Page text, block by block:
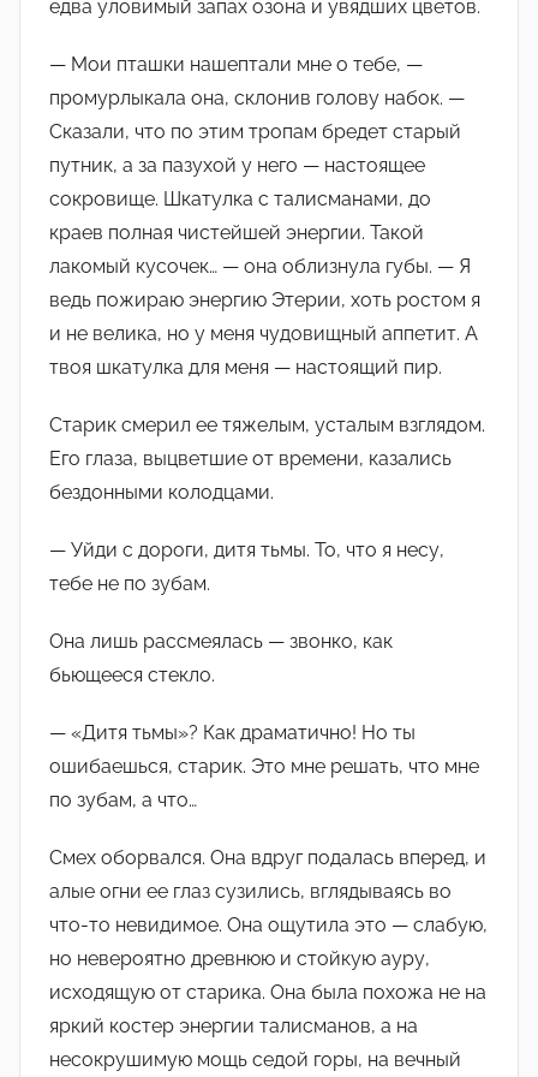
едва уловимый запах озона и увядших цветов.
— Мои пташки нашептали мне о тебе, —
промурлыкала она, склонив голову набок. —
Сказали, что по этим тропам бредет старый
путник, а за пазухой у него — настоящее
сокровище. Шкатулка с талисманами, до
краев полная чистейшей энергии. Такой
лакомый кусочек… — она облизнула губы. — Я
ведь пожираю энергию Этерии, хоть ростом я
и не велика, но у меня чудовищный аппетит. А
твоя шкатулка для меня — настоящий пир.
Старик смерил ее тяжелым, усталым взглядом.
Его глаза, выцветшие от времени, казались
бездонными колодцами.
— Уйди с дороги, дитя тьмы. То, что я несу,
тебе не по зубам.
Она лишь рассмеялась — звонко, как
бьющееся стекло.
— «Дитя тьмы»? Как драматично! Но ты
ошибаешься, старик. Это мне решать, что мне
по зубам, а что…
Смех оборвался. Она вдруг подалась вперед, и
алые огни ее глаз сузились, вглядываясь во
что-то невидимое. Она ощутила это — слабую,
но невероятно древнюю и стойкую ауру,
исходящую от старика. Она была похожа не на
яркий костер энергии талисманов, а на
несокрушимую мощь седой горы, на вечный